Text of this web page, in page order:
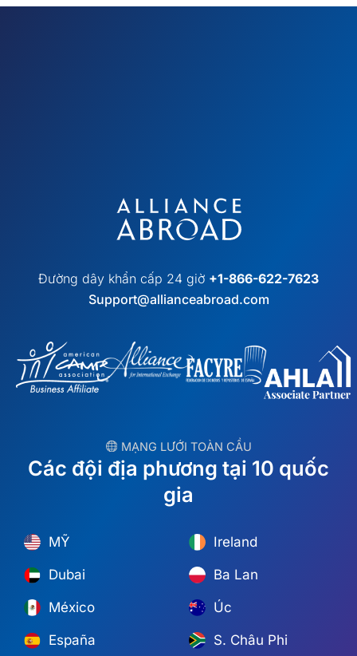
Đường dây khẩn cấp 24 giờ +1-866-622-7623
Support@allianceabroad.com
︎ MẠNG LƯỚI TOÀN CẦU
Các đội địa phương tại 10 quốc
gia
MỸ
Dubai
México
España
Ireland
Ba Lan
Úc
S. Châu Phi